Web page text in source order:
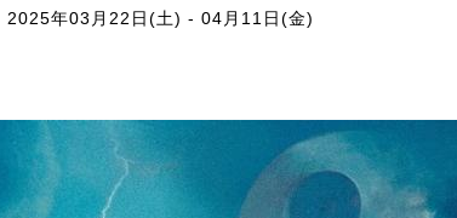
2025年03月22日(土) - 04月11日(金)